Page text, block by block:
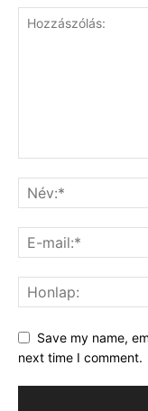
Save my name,
next time I comment.